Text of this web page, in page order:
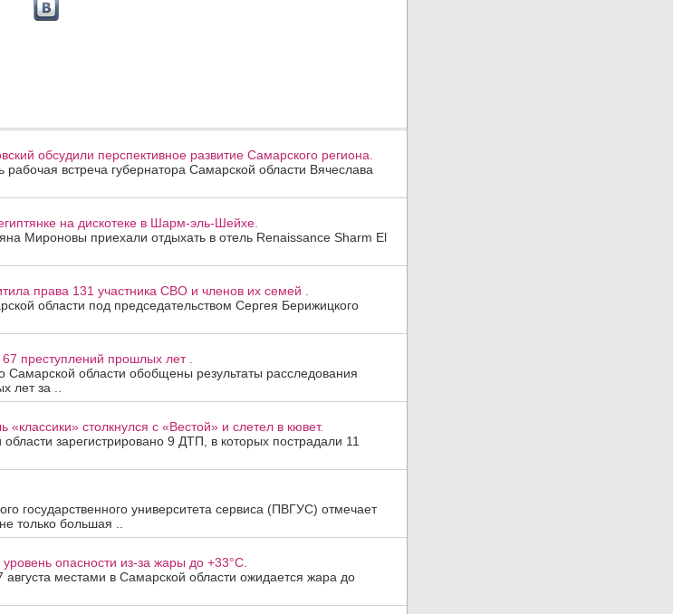
обсудили перспективное развитие Самарского региона.
рабочая встреча губернатора Самарской области Вячеслава
на дискотеке в Шарм-эль-Шейхе.
Мироновы приехали отдыхать в отель Renaissance Sharm El
права 131 участника СВО и членов их семей .
области под председательством Сергея Берижицкого
преступлений прошлых лет .
области обобщены результаты расследования
лет за ..
столкнулся с «Вестой» и слетел в кювет.
зарегистрировано 9 ДТП, в которых пострадали 11
государственного университета сервиса (ПВГУС) отмечает
только большая ..
опасности из-за жары до +33°C.
местами в Самарской области ожидается жара до